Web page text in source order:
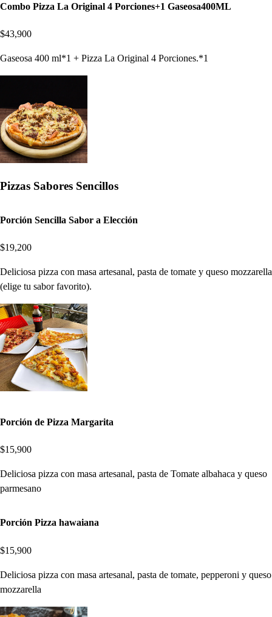
Combo Pizza La Original 4 Porciones+1 Gaseosa400ML
$43,900
Gaseosa 400 ml*1 + Pizza La Original 4 Porciones.*1
Pizzas Sabores Sencillos
Porción Sencilla Sabor a Elección
$19,200
Deliciosa pizza con masa artesanal, pasta de tomate y queso mozzarella
(elige tu sabor favorito).
Porción de Pizza Margarita
$15,900
Deliciosa pizza con masa artesanal, pasta de Tomate albahaca y queso
parmesano
Porción Pizza hawaiana
$15,900
Deliciosa pizza con masa artesanal, pasta de tomate, pepperoni y queso
mozzarella